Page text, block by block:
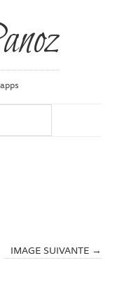
IMAGE SUIVANTE →